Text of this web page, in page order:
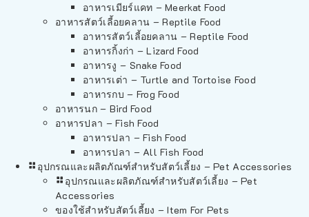
อาหารเมียร์แคท – Meerkat Food
อาหารสัตว์เลี้อยคลาน – Reptile Food
อาหารสัตว์เลี้อยคลาน – Reptile Food
อาหารกิ้งก่า – Lizard Food
อาหารงู – Snake Food
อาหารเต่า – Turtle and Tortoise Food
อาหารกบ – Frog Food
อาหารนก – Bird Food
อาหารปลา – Fish Food
อาหารปลา – Fish Food
อาหารปลา – All Fish Food
อุปกรณและผลิตภัณฑ์สำหรับสัตว์เลี้ยง – Pet Accessories
อุปกรณและผลิตภัณฑ์สำหรับสัตว์เลี้ยง – Pet
Accessories
ของใช้สำหรับสัตว์เลี้ยง – Item For Pets